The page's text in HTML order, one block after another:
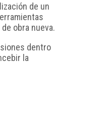
de un
obra nueva.
dentro
la